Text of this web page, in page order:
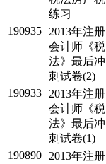
练习
190935
2013年注册
会计师《税
法》最后冲
刺试卷(2)
190933
2013年注册
会计师《税
法》最后冲
刺试卷(1)
190890
2013年注册